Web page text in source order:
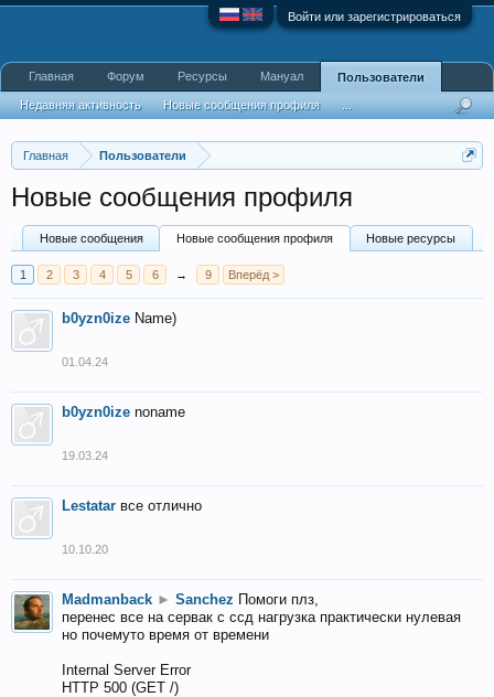
Войти или зарегистрироваться
Главная Пользователи
Новые сообщения профиля
Новые сообщения Новые сообщения профиля Новые ресурсы
1 2 3 4 5 6 → 9 Вперёд >
b0yzn0ize Name)
01.04.24
b0yzn0ize noname
19.03.24
Lestatar все отлично
10.10.20
Madmanback ► Sanchez Помоги плз,
перенес все на сервак с ссд нагрузка практически нулевая
но почемуто время от времени
Internal Server Error
HTTP 500 (GET /)
Главная Форум Ресурсы Мануал Пользователи
Недавняя активность Новые сообщения профиля